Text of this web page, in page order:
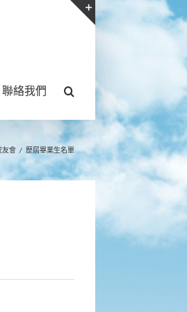
聯絡我們
友會 / 歷屆畢業生名單
Toggle
Area